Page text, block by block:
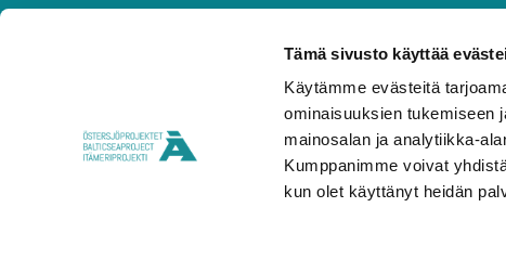
Tämä sivusto käyttää
Käytämme evästeitä
ominaisuuksien tukemiseen
mainosalan ja analytiikka-
Kumppanimme voivat
kun olet käyttänyt heidän